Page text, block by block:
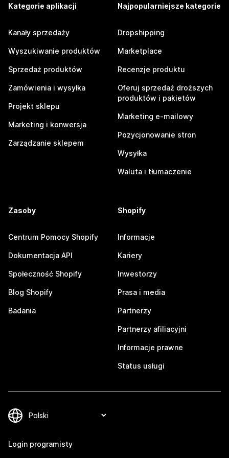
Kategorie aplikacji
Kanały sprzedaży
Wyszukiwanie produktów
Sprzedaż produktów
Zamówienia i wysyłka
Projekt sklepu
Marketing i konwersja
Zarządzanie sklepem
Najpopularniejsze kategorie
Dropshipping
Marketplace
Recenzje produktu
Oferuj sprzedaż droższych
produktów i pakietów
Marketing e-mailowy
Pozycjonowanie stron
Wysyłka
Waluta i tłumaczenie
Zasoby
Centrum Pomocy Shopify
Dokumentacja API
Społeczność Shopify
Blog Shopify
Badania
Shopify
Informacje
Kariery
Inwestorzy
Prasa i media
Partnerzy
Partnerzy afiliacyjni
Informacje prawne
Status usługi
Login programisty